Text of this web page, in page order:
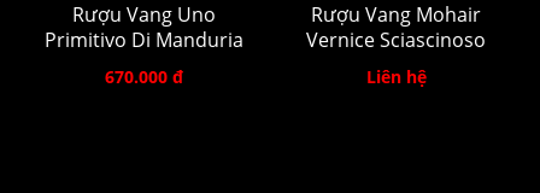
Rượu Vang Uno
Primitivo Di Manduria
670.000 đ
Rượu Vang Mohair
Vernice Sciascinoso
Liên hệ